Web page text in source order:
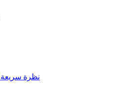
نظرة سريعة